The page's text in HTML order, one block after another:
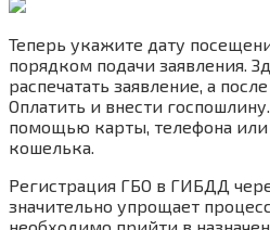
Теперь укажите дату
порядком подачи заявления.
распечатать заявление, а
Оплатить и внести
помощью карты, телефона или
кошелька.
Регистрация ГБО в ГИБДД
значительно упрощает